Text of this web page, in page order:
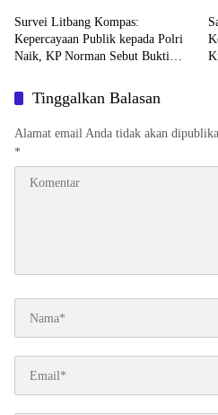
Survei Litbang Kompas:
Kepercayaan Publik kepada Polri
Naik, KP Norman Sebut Bukti
Tinggalkan Balasan
Alamat email Anda tidak akan
*